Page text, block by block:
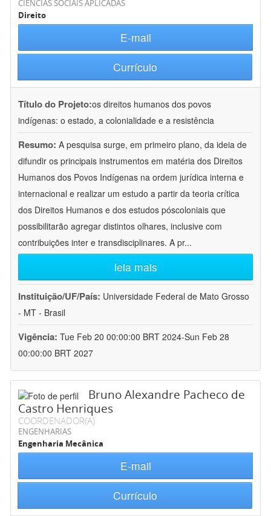
CIÊNCIAS SOCIAIS APLICADAS
Direito
E-mail
Currículo
Título do Projeto:os direitos humanos dos povos
indígenas: o estado, a colonialidade e a resistência
Resumo: A pesquisa surge, em primeiro plano, da ideia de
difundir os principais instrumentos em matéria dos Direitos
Humanos dos Povos Indígenas na ordem jurídica interna e
internacional e realizar um estudo a partir da teoria crítica
dos Direitos Humanos e dos estudos póscoloniais que
possibilitarão agregar distintos olhares, inclusive com
contribuições inter e transdisciplinares. A pr...
leia mais
Instituição/UF/País: Universidade Federal de Mato Grosso
- MT - Brasil
Vigência: Tue Feb 20 00:00:00 BRT 2024-Sun Feb 28
00:00:00 BRT 2027
Bruno Alexandre Pacheco de
Castro Henriques
COORDENADOR(A)
ENGENHARIAS
Engenharia Mecânica
E-mail
Currículo